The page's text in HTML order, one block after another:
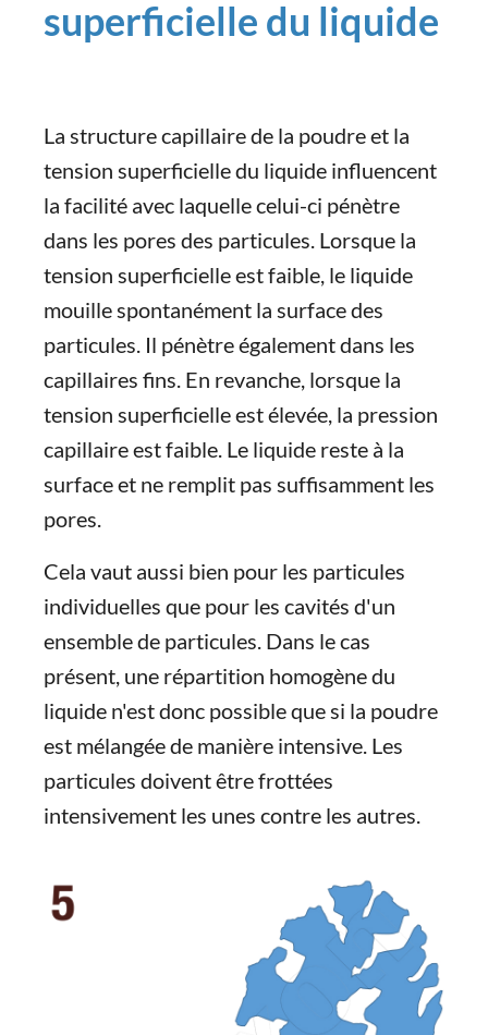
superficielle du liquide
La structure capillaire de la poudre et la
tension superficielle du liquide influencent
la facilité avec laquelle celui-ci pénètre
dans les pores des particules. Lorsque la
tension superficielle est faible, le liquide
mouille spontanément la surface des
particules. Il pénètre également dans les
capillaires fins. En revanche, lorsque la
tension superficielle est élevée, la pression
capillaire est faible. Le liquide reste à la
surface et ne remplit pas suffisamment les
pores.
Cela vaut aussi bien pour les particules
individuelles que pour les cavités d'un
ensemble de particules. Dans le cas
présent, une répartition homogène du
liquide n'est donc possible que si la poudre
est mélangée de manière intensive. Les
particules doivent être frottées
intensivement les unes contre les autres.